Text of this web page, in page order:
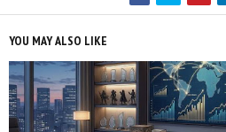
YOU MAY ALSO LIKE